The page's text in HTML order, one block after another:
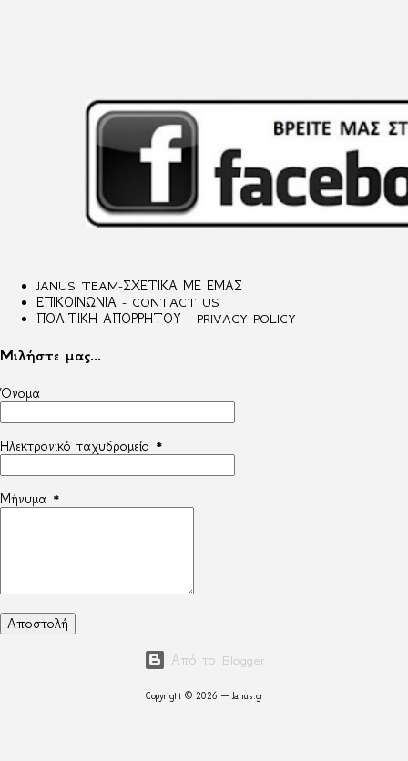
JANUS TEAM-ΣΧΕΤΙΚΑ ΜΕ ΕΜΑΣ
ΕΠΙΚΟΙΝΩΝΙΑ - CONTACT US
ΠΟΛΙΤΙΚΗ ΑΠΟΡΡΗΤΟΥ - PRIVACY POLICY
Μιλήστε μας...
Όνομα
Ηλεκτρονικό ταχυδρομείο *
Μήνυμα *
Από το Blogger
Copyright © 2026 — Janus.gr